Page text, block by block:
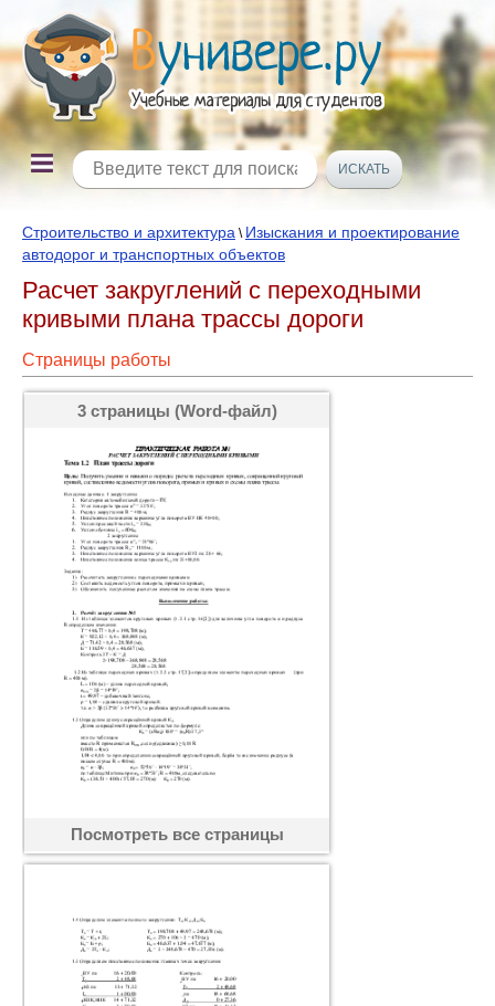
Строительство и архитектура \ Изыскания и проектирование
автодорог и транспортных объектов
Расчет закруглений с переходными
кривыми плана трассы дороги
Страницы работы
3 страницы (Word-файл)
Посмотреть все страницы